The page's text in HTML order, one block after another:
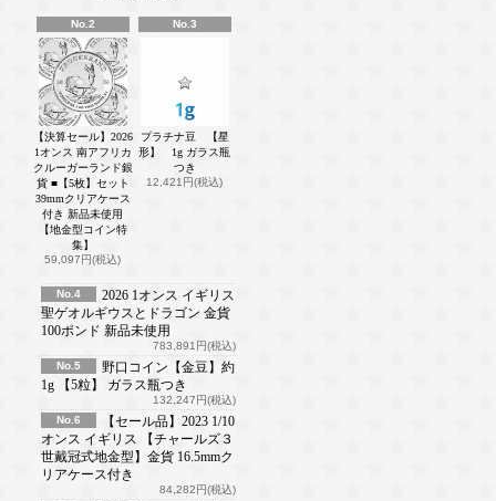
No.2
【決算セール】2026
1オンス 南アフリカ
クルーガーランド銀
貨 ■【5枚】セット
39mmクリアケース
付き 新品未使用
【地金型コイン特
集】
59,097円(税込)
No.3
プラチナ豆 【星
形】 1g ガラス瓶
つき
12,421円(税込)
No.4
2026 1オンス イギリス
聖ゲオルギウスとドラゴン 金貨
100ポンド 新品未使用
783,891円(税込)
No.5
野口コイン【金豆】約
1g 【5粒】 ガラス瓶つき
132,247円(税込)
No.6
【セール品】2023 1/10
オンス イギリス 【チャールズ３
世戴冠式地金型】金貨 16.5mmク
リアケース付き
84,282円(税込)